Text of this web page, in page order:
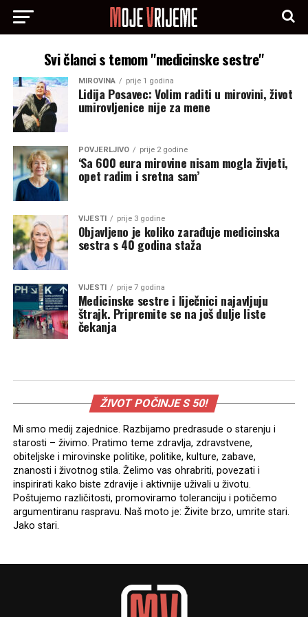
Svi članci s temom "medicinske sestre"
MIROVINA prije 1 godina
Lidija Posavec: Volim raditi u mirovini, život
umirovljenice nije za mene
POVJERLJIVO prije 2 godine
‘Sa 600 eura mirovine nisam mogla živjeti,
opet radim i sretna sam’
VIJESTI prije 3 godine
Objavljeno je koliko zarađuje medicinska
sestra s 40 godina staža
VIJESTI prije 7 godina
Medicinske sestre i liječnici najavljuju
štrajk. Pripremite se na još dulje liste
čekanja
ŽIVOT POČINJE S 50!
Mi smo medij zajednice. Razbijamo predrasude o starenju i
starosti – živimo. Pratimo teme zdravlja, zdravstvene,
obiteljske i mirovinske politike, politike, kulture, zabave,
znanosti i životnog stila. Želimo vas ohrabriti, povezati i
inspirirati kako biste zdravije i aktivnije uživali u životu.
Poštujemo različitosti, promoviramo toleranciju i potičemo
argumentiranu raspravu. Naš moto je: Živite brzo, umrite stari.
Jako stari.